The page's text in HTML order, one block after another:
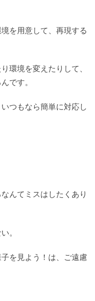
を用意して、再現する
環境を変えたりして、
です。
つもなら簡単に対応し
んてミスはしたくあり
。
を見よう！は、ご遠慮